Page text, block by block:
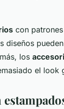
con
diseños
los
el look